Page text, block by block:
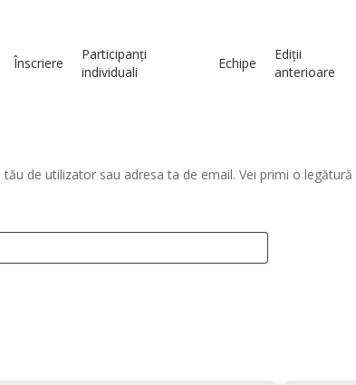
Înscriere
Participanți
individuali
Echipe
Ediții
anterioare
de utilizator sau adresa ta de email. Vei primi o